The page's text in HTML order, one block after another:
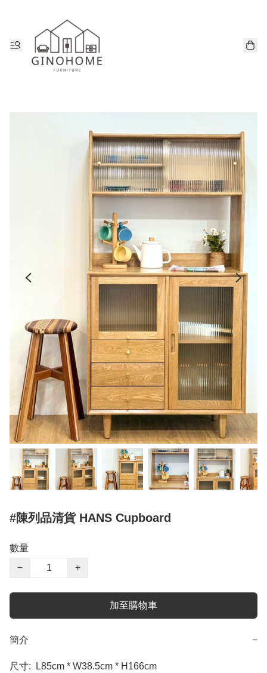
#陳列品清貨 HANS Cupboard
數量
−
+
加至購物車
簡介 −
尺寸:  L85cm * W38.5cm * H166cm